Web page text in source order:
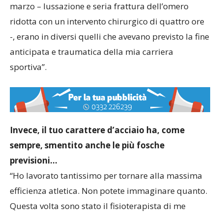
marzo – lussazione e seria frattura dell’omero
ridotta con un intervento chirurgico di quattro ore
-, erano in diversi quelli che avevano previsto la fine
anticipata e traumatica della mia carriera
sportiva”.
Invece, il tuo carattere d’acciaio ha, come
sempre, smentito anche le più fosche
previsioni…
“Ho lavorato tantissimo per tornare alla massima
efficienza atletica. Non potete immaginare quanto.
Questa volta sono stato il fisioterapista di me